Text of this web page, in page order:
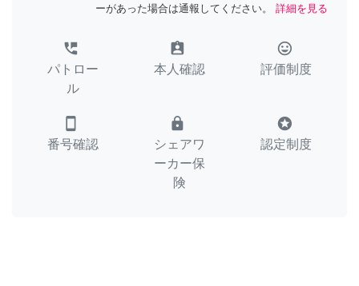
ーがあった場合は通報してください。
詳細を見る
perm_phone_msg
パトロー
ル
assignment_ind
本人確認
tag_faces
評価制度
smartphone
番号確認
lock
シェアワ
ーカー保
険
stars
認定制度